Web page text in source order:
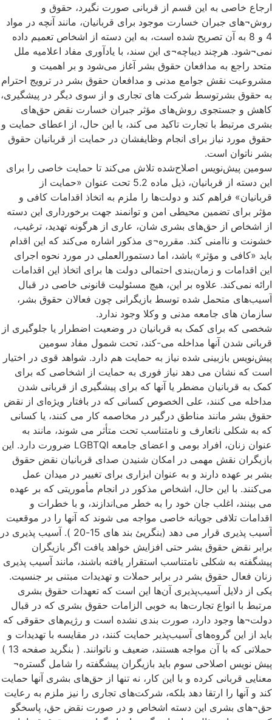
ارجاع خاصی به این قسم از قربانی صورت نگیرد، حقوق و
روش¬های جبران خسارت موجود برای قربانیان، مانند آنچه در مواد
4 و 8 به آن تصریح شده است، به این دسته از اشخاص تعمیم داده
نمی¬شود. هرچند دیباچه¬ی این سند، با یادآوری مفاد اعلامیه ملل
متحد راجع به مدافعان حقوق بشر آغاز می‌شود و بر اهمیت و
مشروعیت نقش جوامع مدنی و مدافعان حقوق بشر در ترویج احترام
به حقوق بشرتوسط شرکت های تجاری و از سوی دیگر در پیشگیری،
کاهش و جستجوی روش‌های مؤثر جبران خسارت نقض حق‌های
بشری مرتبط با تجارت تاکید می کند، با این حال، از اعطای حمایت و
حقوق مورد نیاز برای انجام وظایفشان در حمایت از قربانیان حقوق
بشر ناتوان است.
سومین پیش‌نویس اصلاح‌شده تلاش می‌کند تا حمایت خاصی را برای
این دسته از قربانیان، ذیل ماده 5.2 تحت عنوان «حمایت از
قربانیان» فراهم کند و دولت‌ها را ملزم به اتخاذ اقدامات کافی و
مؤثر برای تضمین محیطی امن و توانمند جهت برخورداری این دسته
از اشخاص از حق‌های بشری شان، عاری از هرگونه تهدید، ترغیب،
خشونت و نا‌امنی کند. مقرره¬ی مذکور اشاره می‌کند که این اقدام
باید «کافی و مؤثر» باشد، اما دستمورالعملی در مورد نحوه اجرای
این اقدامات و زمان‌بندی احتمالی دولت ها برای اتخاذ این اقدامات
ارائه نمی‌کند. علاوه بر این، هیچ مسئولیت قانونی خاصی در قبال
آسیب‌های متحمل شده توسط بازیگرانی چون فعالان حقوق بشر،
سازمان های جامعه مدنی و وکلا وجود ندارد.
شخصی که برای کمک به قربانیان در وضعیت اضطرار یا جلوگیری از
قربانی شدن آنها مداخله می-کند، تحت شمول مفاد سومین
پیش‌نویس بازبینی شده نیاز به حمایت هم دارد. شواهد قوی در اختیار
است که نشان می دهد نیاز فوری به حمایت از اشخاصی که برای
کمک به قربانیان مضطر یا آنها که برای پیشگیری از قربانی شدن
مداخله می کنند، علی الخصوص کسانی که در بافتار ویژه‌ای از نقض
حقوق بشر مانند مناطق درگیر در مخاصمه کار می کنند، یا کسانی
که به شکلی ناتعارف و نامتناسب تحت متأثر می شوند، مانند به
عنوان زنان، افراد بومی و اعضای جامعه LGBTQI ضرورت دارد. این
بازیگران نقش مهمی در امکان شنیدن صدای قربانیان نقض حقوق
بشر بر عهده دارند و به عنوان ابزاری برای تغییر در میدان عمل
می‌کنند. با این حال، اشخاص مذکور در انجام مأموریتی که بر عهده
می بینند، اغلب جان خود را به خطر می‌اندازند، و با خطرات و
اقدامات تلافی جویانه خاصی مواجه می شوند که آنها را در موقعیت
آسیب پذیری قرار می دهد (بنگریئ بند های 15-20 ). آسیب پذیری در
برابر نقض حقوق بشر حتی افزایش خواهد یافت اگر بازیگران
پیشگفته به شکلی نامتناسب استقرار یافته باشند، مانند آسیب پذیری
زنان فعال حقوق بشر در برابر حملات و تهدیدات مبتنی بر جنسیت.
یکی از دلایل آسیب‌پذیری آن‌ها این است که تعهدات حقوق بشری
مرتبط با انواع تجارت‌ها به خوبی الزامات حقوق بشری که در قبال
دولت¬ها وجود دارد، صورت بندی نشده است و رژیم‌های حقوقی که
باید از این گروه‌های آسیب‌پذیر حمایت کنند، در مقایسه با تهدیدات و
حملاتی که با آن مواجه هستند، ضعیف و ناتوانند. ( بنگرید صفحه 13 )
پیش نویس اصلاحی سوم باید بازیگران پیشگفته را شامل گستره¬
معنایی قربانی کرده و با این کار، نه تنها از حق‌های بشری آنها حمایت
کند و آنها را ارتقا دهد بلکه، شرکت‌های تجاری را نیز ملزم به رعایت
حق¬های بشری این دسته اشخاص و در صورت نقض حق، پاسخگو